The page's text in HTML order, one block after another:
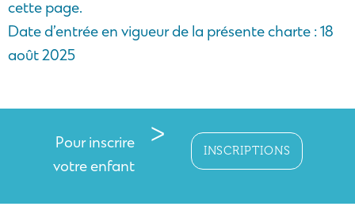
cette page.
Date d’entrée en vigueur de la présente charte : 18
août 2025
Pour inscrire
votre enfant
ᐳ
INSCRIPTIONS